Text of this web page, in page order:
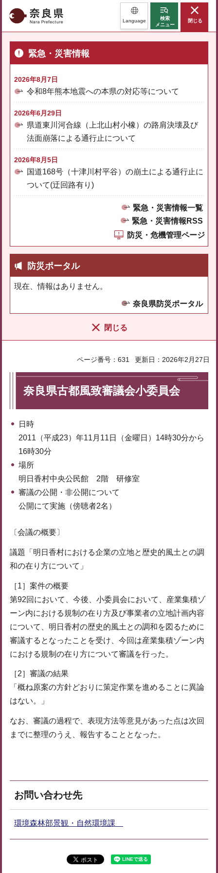
奈良県 Language
検索
メニュー
閉じる
緊急・災害情報
2026年8月7日
令和8年熊本地震への本県の対応等について
2026年6月29日
県道東川河合線（上北山村小橡）の路肩決壊及び
法面崩落による通行止について
2026年8月5日
国道168号（十津川村平谷）の崩土による通行止に
ついて(迂回路有り)
緊急・災害情報一覧
緊急・災害情報RSS
防災・危機管理ページ
防災ポータル
現在、情報はありません。
奈良県防災ポータル
閉じる
ページ番号：631 更新日：2026年2月27日
奈良県古都風致審議会小委員会
日時
2011（平成23）年11月11日（金曜日）14時30分から
16時30分
場所
明日香村中央公民館 2階 研修室
審議の公開・非公開について
公開にて実施（傍聴者2名）
〔会議の概要〕
議題「明日香村における企業の立地と歴史的風土との調
和の在り方について」
［1］案件の概要
第92回において、今後、小委員会において、産業集積ゾ
ーン内における規制の在り方及び事業者の立地計画内容
について、明日香村の歴史的風土との調和を図るために
審議するとなったことを受け、今回は産業集積ゾーン内
における規制の在り方について審議を行った。
［2］審議の結果
「概ね原案の方針どおりに策定作業を進めることに異論
はない。」
なお、審議の過程で、表現方法等意見があった点は次回
までに整理のうえ、報告することとなった。
お問い合わせ先
環境森林部景観・自然環境課